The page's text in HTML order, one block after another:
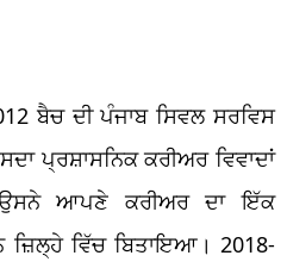
ਬੈਚ ਦੀ ਪੰਜਾਬ ਸਿਵਲ ਸਰਵਿਸ
ਪ੍ਰਸ਼ਾਸਨਿਕ ਕਰੀਅਰ ਵਿਵਾਦਾਂ
ਉਸਨੇ ਆਪਣੇ ਕਰੀਅਰ ਦਾ ਇੱਕ
ਜ਼ਿਲ੍ਹੇ ਵਿੱਚ ਬਿਤਾਇਆ। 2018-